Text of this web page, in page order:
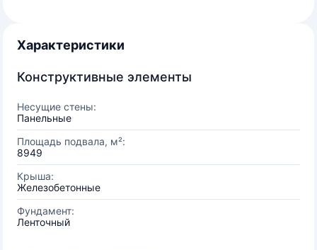
Характеристики
Конструктивные элементы
Несущие стены:
Панельные
Площадь подвала, м²:
8949
Крыша:
Железобетонные
Фундамент:
Ленточный